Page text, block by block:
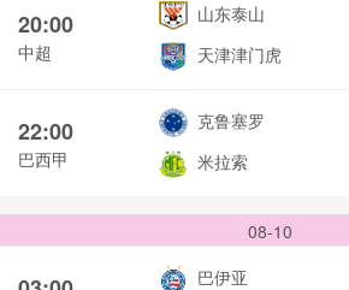
20:00
中超
山东泰山
天津津门虎
22:00
巴西甲
克鲁塞罗
米拉索
08-10
巴伊亚